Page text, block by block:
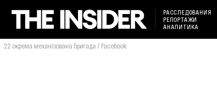
РАССЛЕДОВАНИЯ
РЕПОРТАЖИ
АНАЛИТИКА
22 окрема механізована бригада / Facebook